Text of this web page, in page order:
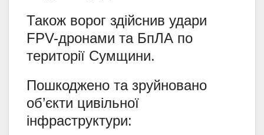
Також ворог здійснив удари
FPV-дронами та БпЛА по
території Сумщини.
Пошкоджено та зруйновано
об’єкти цивільної
інфраструктури: